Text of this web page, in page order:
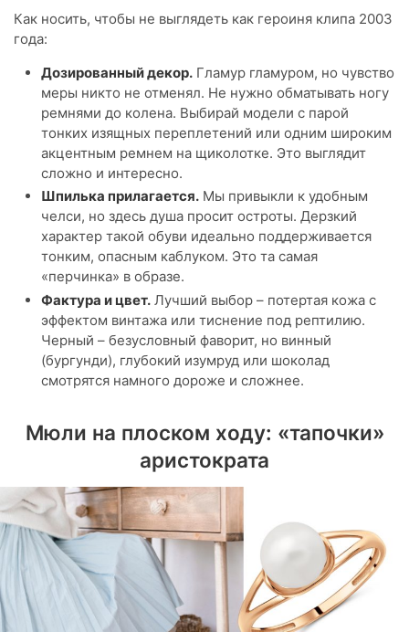
Как носить, чтобы не выглядеть как героиня клипа 2003
года:
Дозированный декор. Гламур гламуром, но чувство
меры никто не отменял. Не нужно обматывать ногу
ремнями до колена. Выбирай модели с парой
тонких изящных переплетений или одним широким
акцентным ремнем на щиколотке. Это выглядит
сложно и интересно.
Шпилька прилагается. Мы привыкли к удобным
челси, но здесь душа просит остроты. Дерзкий
характер такой обуви идеально поддерживается
тонким, опасным каблуком. Это та самая
«перчинка» в образе.
Фактура и цвет. Лучший выбор – потертая кожа с
эффектом винтажа или тиснение под рептилию.
Черный – безусловный фаворит, но винный
(бургунди), глубокий изумруд или шоколад
смотрятся намного дороже и сложнее.
Мюли на плоском ходу: «тапочки»
аристократа